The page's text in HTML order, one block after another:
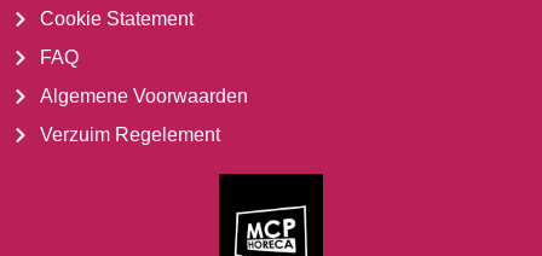
Cookie Statement
FAQ
Algemene Voorwaarden
Verzuim Regelement